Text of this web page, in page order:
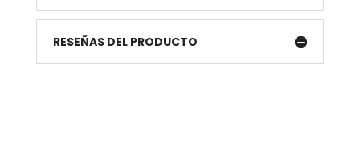
RESEÑAS DEL PRODUCTO